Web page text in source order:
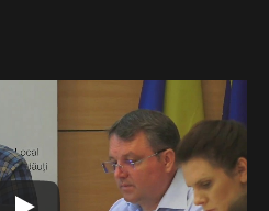
sedinta extraordinara din